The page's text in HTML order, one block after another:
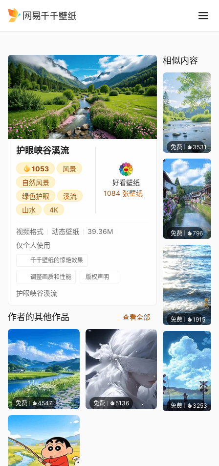
护眼峡谷溪流
1053
风景
自然风景
绿色护眼
溪流
山水
4K
好看壁纸
1084 张壁纸
视频格式 动态壁纸
39.36M
仅个人使用
千千壁纸的惊艳效果
调整画质和性能 版权声明
护眼峡谷溪流
作者的其他作品 查看全部
免费 4547 免费 5136
相似内容
免费 3531豆子
免费 796叮叮
免费 1915
千千壁纸
等作者
免费 3253星梦